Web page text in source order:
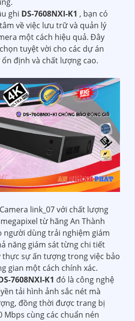
ghi DS-7608NXI-K1 , bạn có
về việc lưu trữ và quản lý
một cách hiệu quả. Đây
tuyệt vời cho các dự án
định và chất lượng cao.
link_07 với chất lượng
từ hãng An Thành
người dùng trải nghiệm giám
năng giám sát từng chi tiết
thực sự ấn tượng trong việc bảo
gian một cách chính xác.
7608NXI-K1 đó là công nghệ
tải hình ảnh sắc nét mà
đồng thời được trang bị
Mbps cùng các chuẩn nén